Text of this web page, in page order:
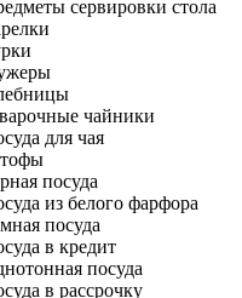
сервировки стола
чайники
для чая
посуда
из белого фарфора
посуда
в кредит
посуда
в рассрочку